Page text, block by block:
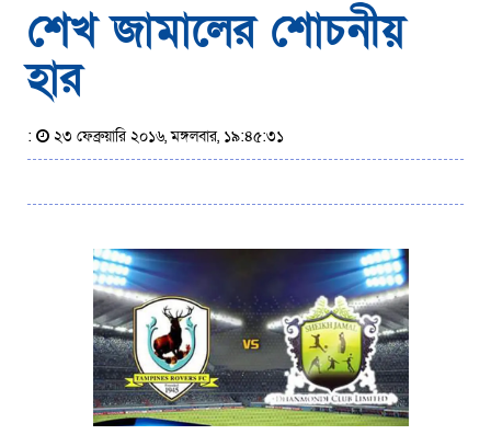
শেখ জামালের শোচনীয়
হার
: ২৩ ফেব্রুয়ারি ২০১৬, মঙ্গলবার, ১৯:৪৫:৩১